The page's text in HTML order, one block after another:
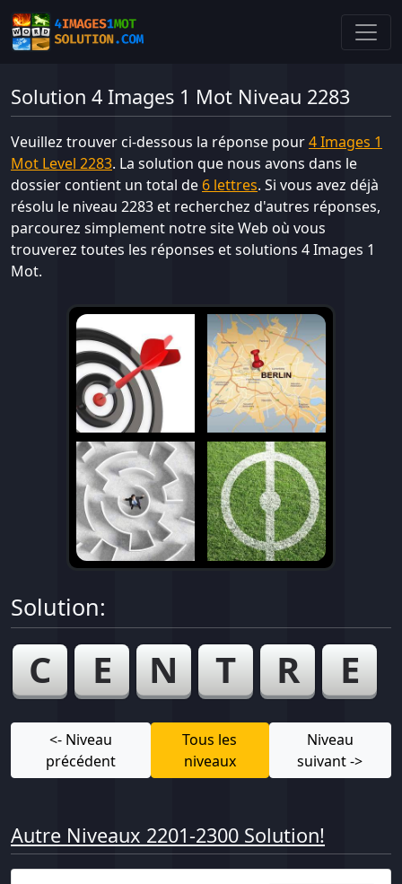
Solution 4 Images 1 Mot Niveau 2283
Veuillez trouver ci-dessous la réponse pour4 Images 1
Mot Level 2283. La solution que nous avons dans le
dossier contient un total de 6 lettres. Si vous avez déjà
résolu le niveau 2283 et recherchez d'autres réponses,
parcourez simplement notre site Web où vous
trouverez toutes les réponses et solutions 4 Images 1
Mot.
Solution:
C E N T R E
<- Niveau
précédent
Tous les
niveaux
Niveau
suivant ->
Autre Niveaux 2201-2300 Solution!